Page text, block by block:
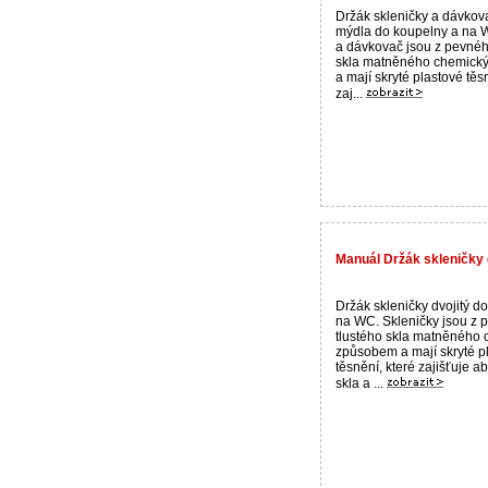
Držák skleničky a
mýdla do koupelny a na
a dávkovač jsou z
skla matněného
a mají skryté plastové
zaj...
Manuál Držák skleničky
Držák skleničky dvojitý
na WC. Skleničky jsou z
tlustého skla matněného
způsobem a mají skryté
těsnění, které zajišťuje
skla a ...